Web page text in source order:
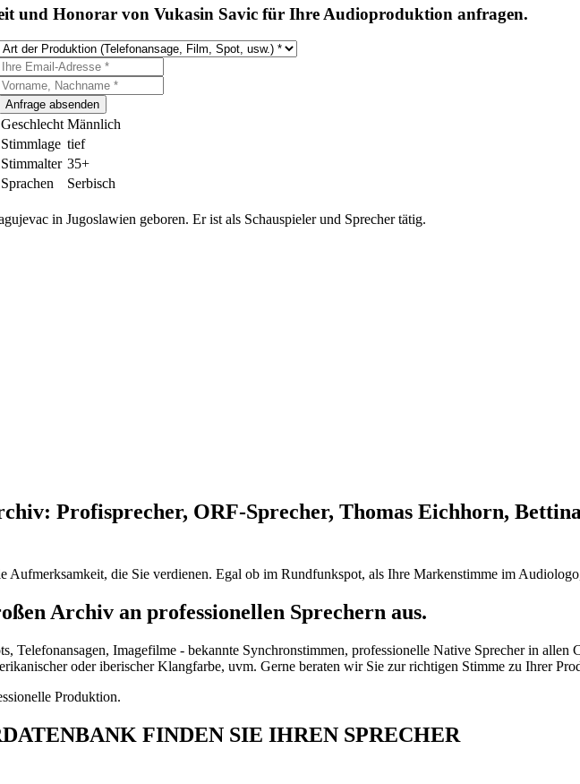
und Honorar von Vukasin Savic für Ihre Audioproduktion anfragen.
Geschlecht Männlich
Stimmlage tief
Stimmalter 35+
Sprachen
Serbisch
in Jugoslawien geboren. Er ist als Schauspieler und Sprecher tätig.
Profisprecher, ORF-Sprecher, Thomas Eichhorn,
Aufmerksamkeit, die Sie verdienen. Egal ob im Rundfunkspot, als Ihre Markenstimme im
Archiv an professionellen Sprechern aus.
Telefonansagen, Imagefilme - bekannte Synchronstimmen, professionelle Native Sprecher in
oder iberischer Klangfarbe, uvm. Gerne beraten wir Sie zur richtigen Stimme zu Ihrer
Produktion.
FINDEN SIE IHREN SPRECHER